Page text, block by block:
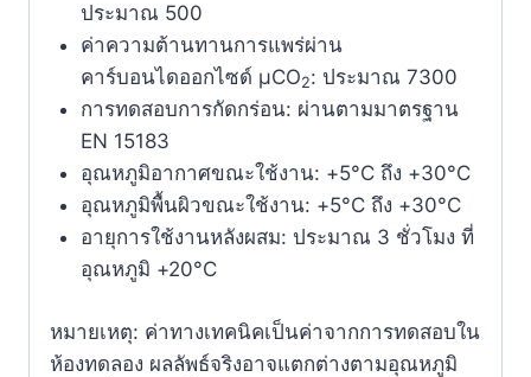
ประมาณ 500
ค่าความต้านทานการแพร่ผ่าน
คาร์บอนไดออกไซด์ μCO2: ประมาณ 7300
การทดสอบการกัดกร่อน: ผ่านตามมาตรฐาน
EN 15183
อุณหภูมิอากาศขณะใช้งาน: +5°C ถึง +30°C
อุณหภูมิพื้นผิวขณะใช้งาน: +5°C ถึง +30°C
อายุการใช้งานหลังผสม: ประมาณ 3 ชั่วโมง ที่
อุณหภูมิ +20°C
หมายเหตุ: ค่าทางเทคนิคเป็นค่าจากการทดสอบใน
ห้องทดลอง ผลลัพธ์จริงอาจแตกต่างตามอุณหภูมิ